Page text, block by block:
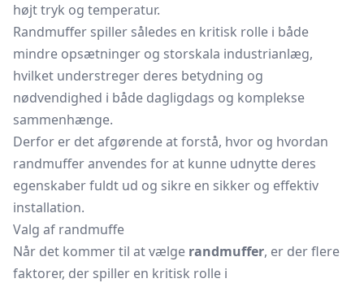
højt tryk og temperatur.
Randmuffer spiller således en kritisk rolle i både
mindre opsætninger og storskala industrianlæg,
hvilket understreger deres betydning og
nødvendighed i både dagligdags og komplekse
sammenhænge.
Derfor er det afgørende at forstå, hvor og hvordan
randmuffer anvendes for at kunne udnytte deres
egenskaber fuldt ud og sikre en sikker og effektiv
installation.
Valg af randmuffe
Når det kommer til at vælge randmuffer, er der flere
faktorer, der spiller en kritisk rolle i